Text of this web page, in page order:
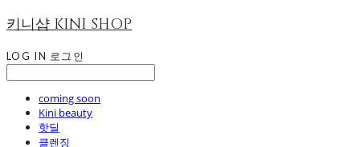
키니샵 KINI SHOP
LOG IN 로그인
coming soon
Kini beauty
핫딜
클렌징